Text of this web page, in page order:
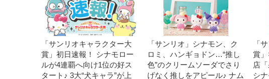
「サンリオキャラクター大
賞」初日速報！ シナモロー
ルが4連覇へ向け1位の好ス
タート♪ 3大“犬キャラ”が上
「サンリオ」シナモン、ク
ロミ、ハンギョドン…“推し
色”のクリームソーダでさり
げなく推しをアピール♪ ナム
「
賞
店
シ